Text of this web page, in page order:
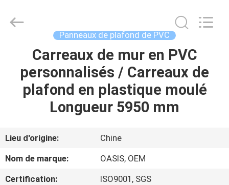
MAISON
DES
PRODUITS
AU
SUJET
DE
Building
Material
Panneaux de plafond de PVC
Carreaux de mur en PVC
personnalisés / Carreaux de
plafond en plastique moulé
Longueur 5950 mm
Lieu d'origine:
Chine
Nom de marque:
OASIS, OEM
Certification:
ISO9001, SGS